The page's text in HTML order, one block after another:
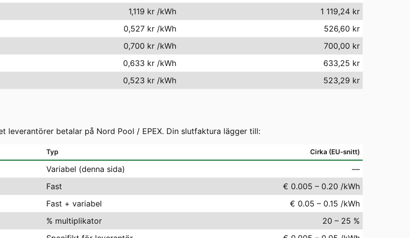
1,119 kr /kWh
1 119,24 kr
0,527 kr /kWh
526,60 kr
0,700 kr /kWh
700,00 kr
0,633 kr /kWh
633,25 kr
0,523 kr /kWh 523,29 kr
leverantörer betalar på Nord Pool / EPEX. Din slutfaktura lägger till:
Typ Cirka (EU-snitt)
Variabel (denna sida)
—
Fast
€ 0.005 – 0.20 /kWh
Fast + variabel
€ 0.05 – 0.15 /kWh
% multiplikator
20 – 25 %